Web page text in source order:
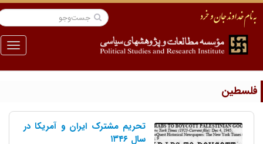
منو
تحریم مشترک ایران و آمریکا در
سال ۱۳۴۶